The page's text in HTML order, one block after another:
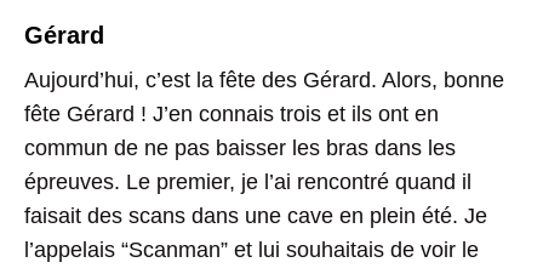
Gérard
Aujourd’hui, c’est la fête des Gérard. Alors, bonne
fête Gérard ! J’en connais trois et ils ont en
commun de ne pas baisser les bras dans les
épreuves. Le premier, je l’ai rencontré quand il
faisait des scans dans une cave en plein été. Je
l’appelais “Scanman” et lui souhaitais de voir le